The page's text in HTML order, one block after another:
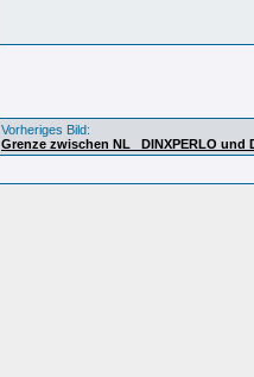
Vorheriges Bild:
Grenze zwischen NL_ DINXPERLO und